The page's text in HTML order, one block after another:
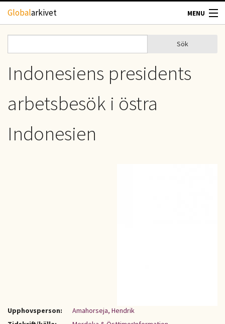
Hoppa till huvudinnehåll
Globalarkivet MENU
TIDSKRIFTER
GEOGRAFI
Sökformulär
Sök
Indonesiens presidents
arbetsbesök i östra
Indonesien
Upphovsperson:
Amahorseja, Hendrik